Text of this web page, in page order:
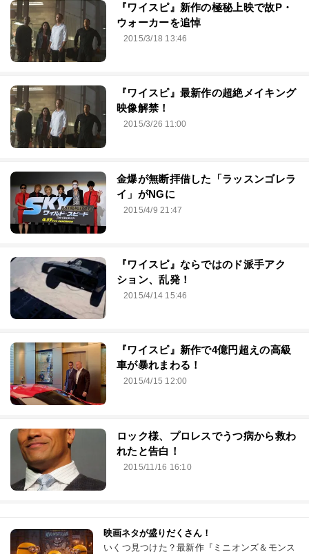
『ワイスピ』新作の極秘上映で故P・
ウォーカーを追悼
2015/3/18 13:46
『ワイスピ』最新作の超絶メイキング
映像解禁！
2015/3/26 11:00
金爆が無断拝借した「ラッスンゴレラ
イ」がNGに
2015/4/9 21:47
『ワイスピ』ならではのド派手アク
ション、乱発！
2015/4/14 15:46
『ワイスピ』新作で4億円超えの高級
車が暴れまわる！
2015/4/15 12:00
ロック様、プロレスでうつ病から救わ
れたと告白！
2015/11/16 16:10
映画ネタが盛りだくさん！
いくつ見つけた？最新作『ミニオンズ＆モンス